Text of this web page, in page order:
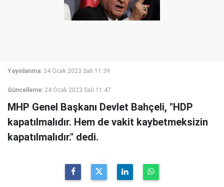
Yayınlanma: 24 Ocak 2023 Salı 11:39
Güncelleme: 24 Ocak 2023 Salı 11:47
MHP Genel Başkanı Devlet Bahçeli, "HDP
kapatılmalıdır. Hem de vakit kaybetmeksizin
kapatılmalıdır." dedi.